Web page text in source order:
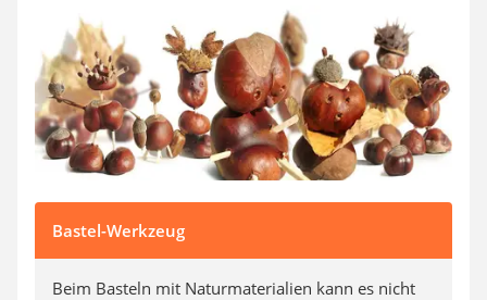
Subwoofer
Beheizbare Handschuhe
Bastel-Werkzeug
Beim Basteln mit Naturmaterialien kann es nicht